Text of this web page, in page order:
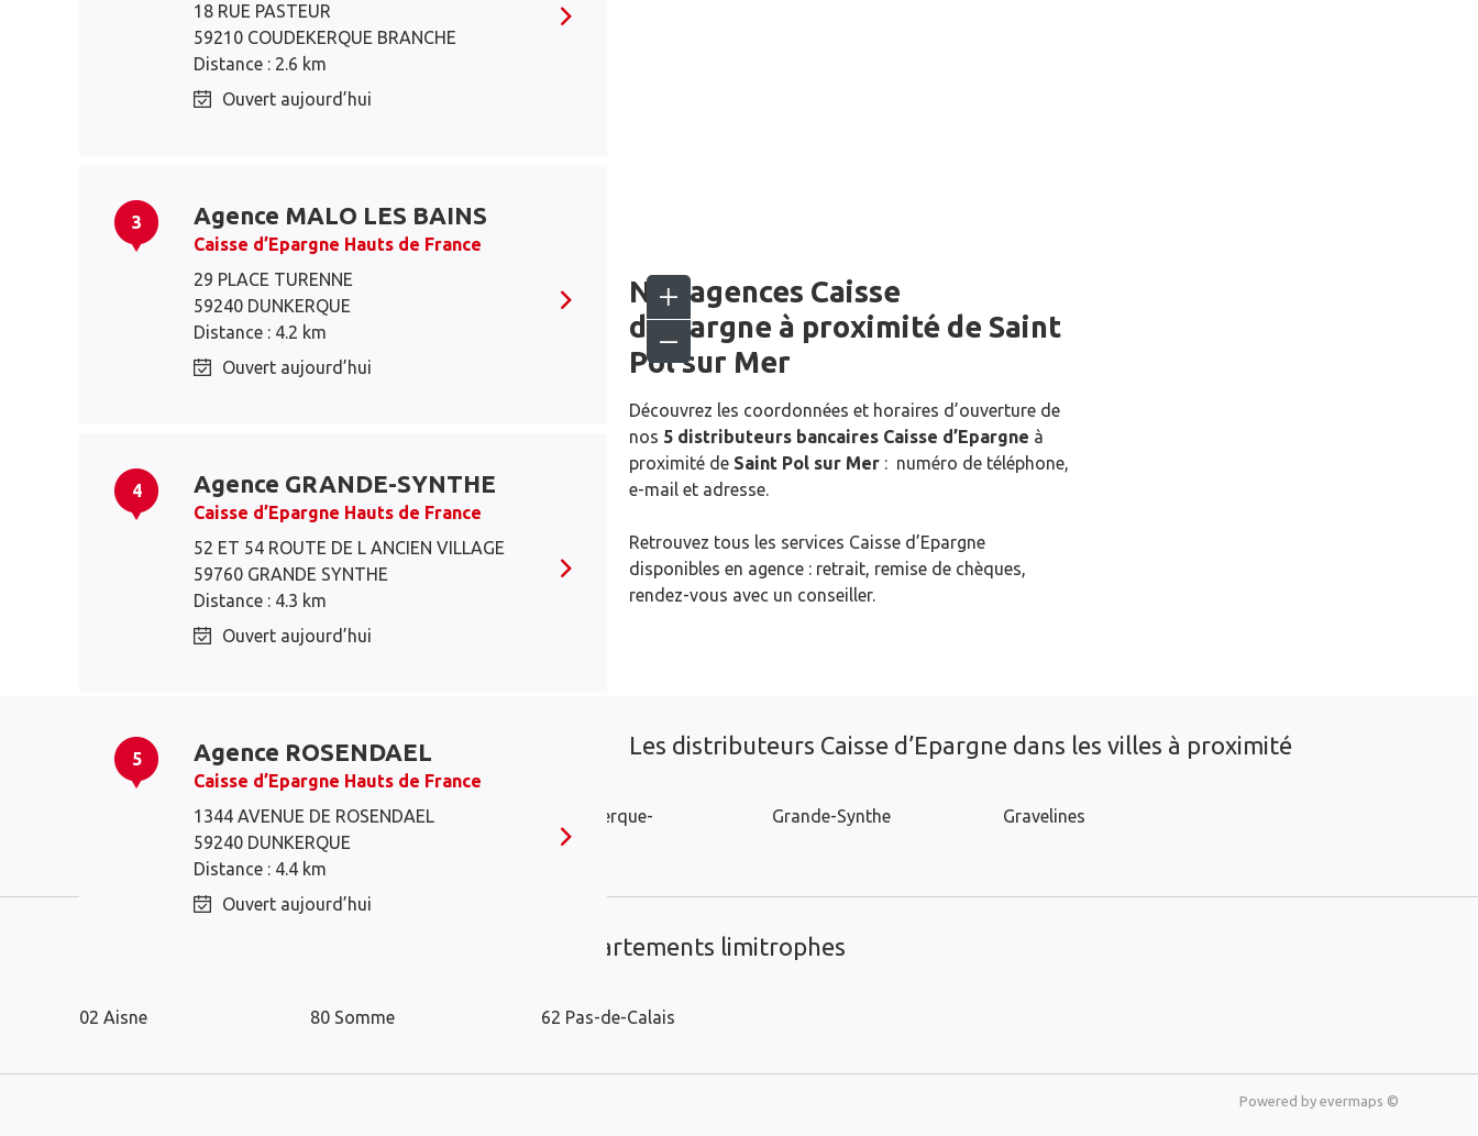
18 RUE PASTEUR
59210 COUDEKERQUE BRANCHE
Distance : 2.6 km
Ouvert aujourd’hui
3 Agence MALO LES BAINS
Caisse d’Epargne Hauts de France
29 PLACE TURENNE
59240 DUNKERQUE
Distance : 4.2 km
Ouvert aujourd’hui
4 Agence GRANDE-SYNTHE
Caisse d’Epargne Hauts de France
52 ET 54 ROUTE DE L ANCIEN VILLAGE
59760 GRANDE SYNTHE
Distance : 4.3 km
Ouvert aujourd’hui
5 Agence ROSENDAEL
Caisse d’Epargne Hauts de France
1344 AVENUE DE ROSENDAEL
59240 DUNKERQUE
Distance : 4.4 km
Ouvert aujourd’hui
Nos agences Caisse
d’Epargne à proximité de Saint
Pol sur Mer
Découvrez les coordonnées et horaires d’ouverture de
nos 5 distributeurs bancaires Caisse d’Epargne à
proximité de Saint Pol sur Mer : numéro de téléphone,
e-mail et adresse.
Retrouvez tous les services Caisse d’Epargne
disponibles en agence : retrait, remise de chèques,
rendez-vous avec un conseiller.
Les distributeurs Caisse d’Epargne dans les villes à proximité
Saint-Pol-sur-Mer Dunkerque
Coudekerque-
Branche
Grande-Synthe Gravelines
Les distributeurs Caisse d’Epargne dans les départements limitrophes
02 Aisne 80 Somme 62 Pas-de-Calais
Powered by evermaps ©